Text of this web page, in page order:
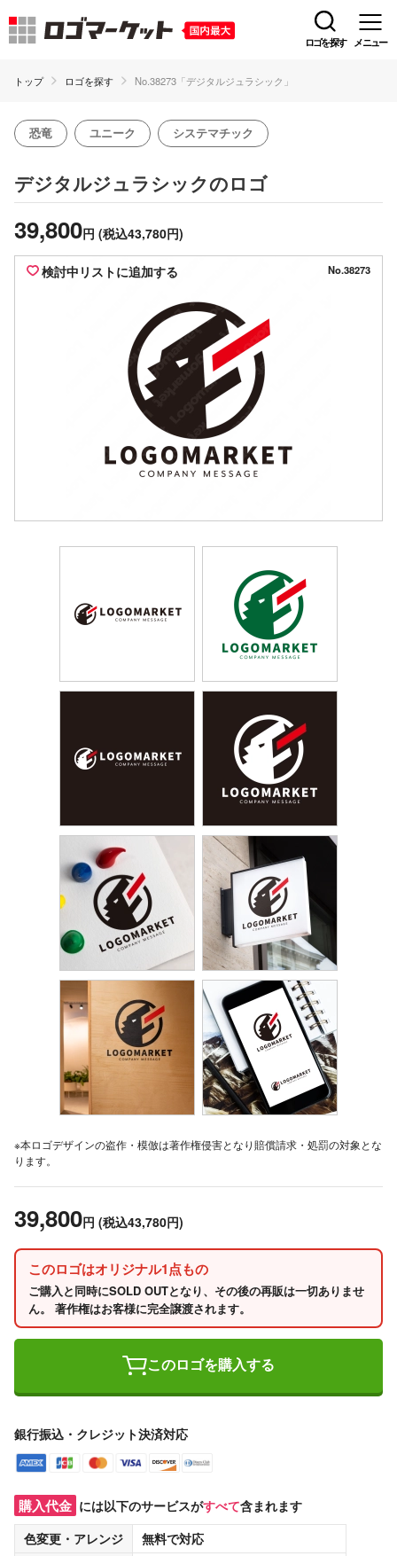
ロゴを探す メニュー
トップ ロゴを探す No.38273「デジタルジュラシック」
恐竜 ユニーク システマチック
デジタルジュラシックのロゴ
39,800円 (税込43,780円)
検討中リストに追加する No.38273
※本ロゴデザインの盗作・模倣は著作権侵害となり賠償請求・処罰の対象とな
ります。
39,800円 (税込43,780円)
このロゴはオリジナル1点もの
ご購入と同時にSOLD OUTとなり、その後の再販は一切ありませ
ん。 著作権はお客様に完全譲渡されます。
このロゴを購入する
銀行振込・クレジット決済対応
購入代金 には以下のサービスがすべて含まれます
色変更・アレンジ
無料で対応